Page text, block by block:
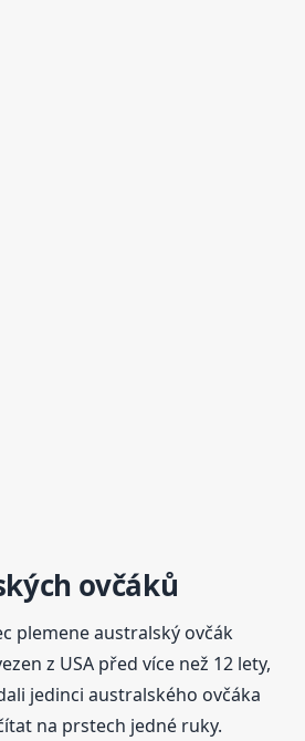
ovčáků
plemene australský ovčák
z USA před více než 12 lety,
jedinci australského ovčáka
na prstech jedné ruky.